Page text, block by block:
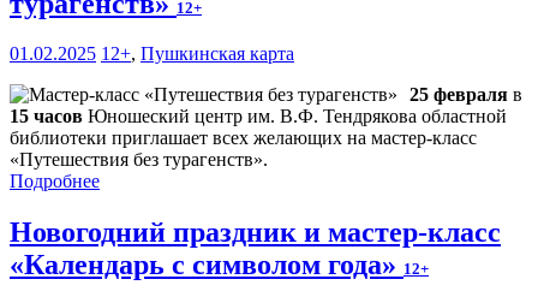
12+
01.02.2025 12+, Пушкинская карта
25 февраля в
15 часов Юношеский центр им. В.Ф. Тендрякова областной
библиотеки приглашает всех желающих на мастер-класс
«Путешествия без турагенств».
Подробнее
Новогодний праздник и мастер-класс
«Календарь с символом года» 12+